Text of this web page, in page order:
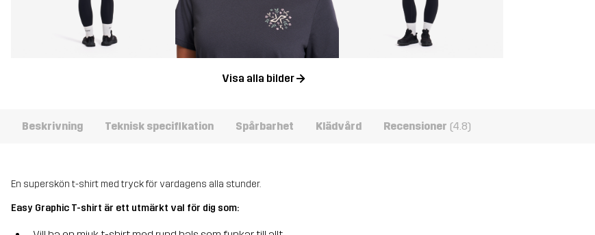
Visa alla bilder
Beskrivning Teknisk specifikation Spårbarhet Klädvård Recensioner (4.8)
En superskön t-shirt med tryck för vardagens alla stunder.
Easy Graphic T-shirt är ett utmärkt val för dig som: